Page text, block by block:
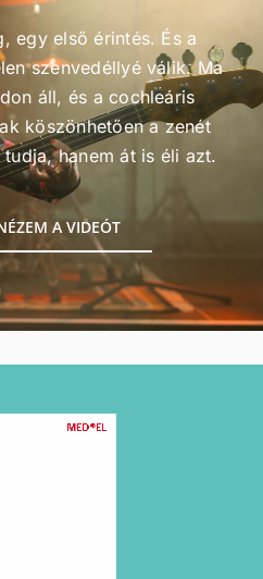
egy első érintés. És a
szenvedéllyé válik. Ma
áll, és a cochleáris
köszönhetően a zenét
hanem át is éli azt.
A VIDEÓT